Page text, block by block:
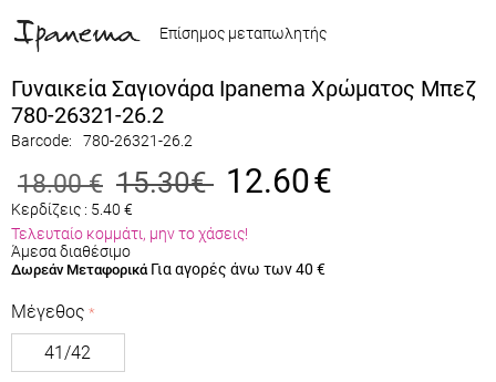
Επίσημος μεταπωλητής
Γυναικεία Σαγιονάρα Ipanema Χρώματος Μπεζ
780-26321-26.2
Barcode: 780-26321-26.2
18.00 € 15.30€ 12.60€
Κερδίζεις : 5.40 €
Τελευταίο κομμάτι, μην το χάσεις!
Άμεσα διαθέσιμο
Δωρεάν Μεταφορικά Για αγορές άνω των 40 €
Μέγεθος
41/42